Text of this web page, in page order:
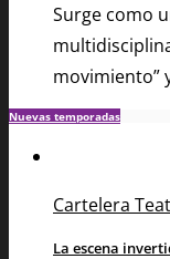
Surge como
movimiento”
Nuevas temporadas
Cartelera
La escena